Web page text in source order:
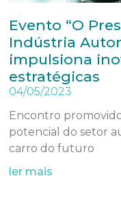
Evento “O
Indústria
impulsiona
estratégicas
04/05/2023
Encontro
potencial do setor
carro do futuro
ler mais